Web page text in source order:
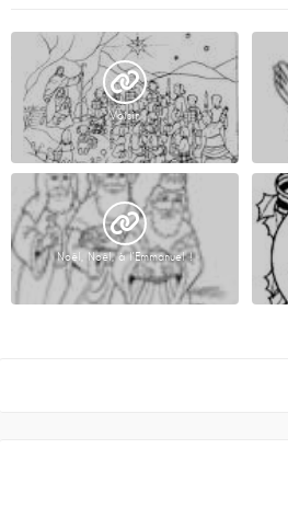
Voisin
Noël, Noël, à l’Emmanuel !